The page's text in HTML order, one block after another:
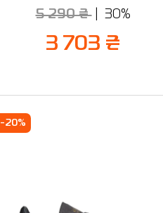
5 290 ₴ 30%
3 703 ₴
-20%